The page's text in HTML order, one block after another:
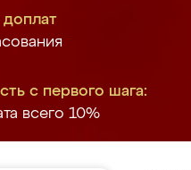
доплат
с первого шага:
всего 10%